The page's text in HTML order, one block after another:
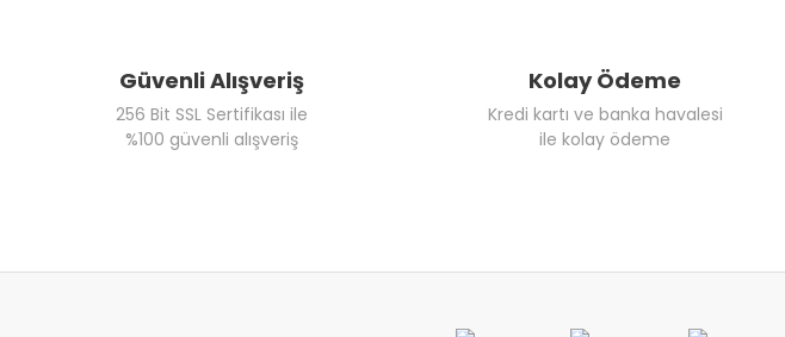
Güvenli Alışveriş
256 Bit SSL Sertifikası ile
%100 güvenli alışveriş
Kolay Ödeme
Kredi kartı ve banka havalesi
ile kolay ödeme